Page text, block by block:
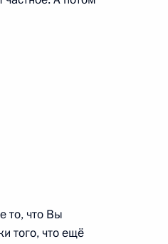
Написать в редакцию
то, что Вы
того, что ещё